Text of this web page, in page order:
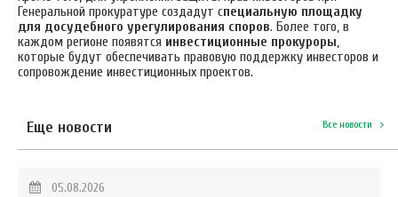
Генеральной прокуратуре создадут специальную площадку
для досудебного урегулирования споров. Более того, в
каждом регионе появятся инвестиционные прокуроры,
которые будут обеспечивать правовую поддержку инвесторов и
сопровождение инвестиционных проектов.
Еще новости Все новости
05.08.2026